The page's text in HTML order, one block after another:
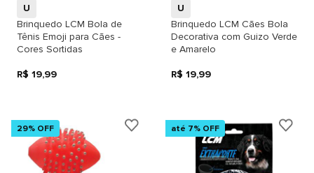
U
Brinquedo LCM Bola de
Tênis Emoji para Cães -
Cores Sortidas
R$ 19,99
U
Brinquedo LCM Cães Bola
Decorativa com Guizo Verde
e Amarelo
R$ 19,99
29% OFF até 7% OFF